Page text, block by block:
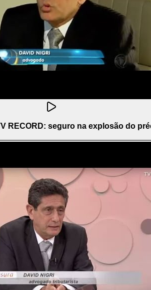
RECORD: seguro na explosão do